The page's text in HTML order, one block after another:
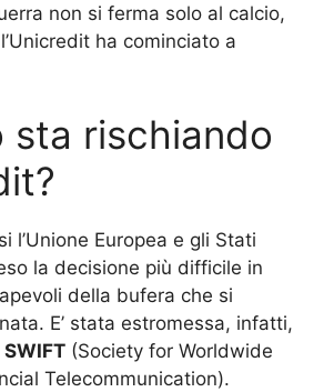
non si ferma solo al calcio,
ha cominciato a
sta rischiando
l’Unione Europea e gli Stati
la decisione più difficile in
della bufera che si
E’ stata estromessa, infatti,
SWIFT (Society for Worldwide
Telecommunication).